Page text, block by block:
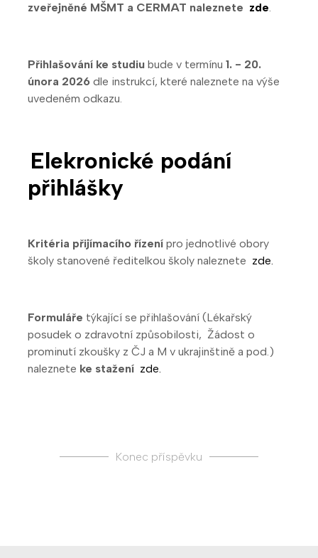
zveřejněné MŠMT a CERMAT naleznete zde.
Přihlašování ke studiu bude v termínu 1. - 20.
února 2026 dle instrukcí, které naleznete na výše
uvedeném odkazu.
Elekronické podání
přihlášky
Kritéria přijímacího řízení pro jednotlivé obory
školy stanovené ředitelkou školy naleznete zde.
Formuláře týkající se přihlašování (Lékařský
posudek o zdravotní způsobilosti, Žádost o
prominutí zkoušky z ČJ a M v ukrajinštině a pod.)
naleznete ke stažení zde.
Konec příspěvku